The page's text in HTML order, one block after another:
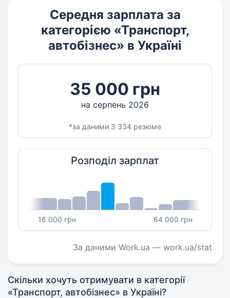
Середня зарплата за
категорією «Транспорт,
автобізнес» в Україні
35 000 грн
на серпень 2026
*за даними 3 334 резюме
Розподіл зарплат
16 000 грн 64 000 грн
За даними Work.ua — work.ua/stat
Скільки хочуть отримувати в категорії
«Транспорт, автобізнес» в Україні?